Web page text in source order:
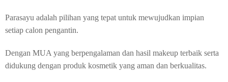
Parasayu adalah pilihan yang tepat untuk mewujudkan impian
setiap calon pengantin.
Dengan MUA yang berpengalaman dan hasil makeup terbaik serta
didukung dengan produk kosmetik yang aman dan berkualitas.